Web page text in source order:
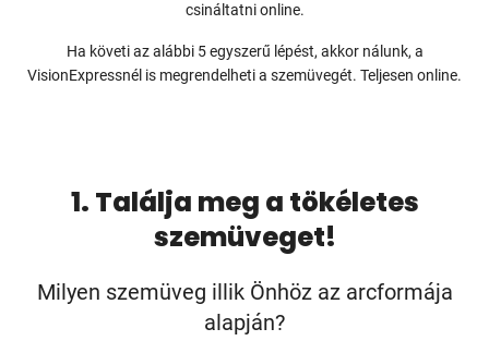
csináltatni online.
Ha követi az alábbi 5 egyszerű lépést, akkor nálunk, a
VisionExpressnél is megrendelheti a szemüvegét. Teljesen online.
1. Találja meg a tökéletes
szemüveget!
Milyen szemüveg illik Önhöz az arcformája
alapján?